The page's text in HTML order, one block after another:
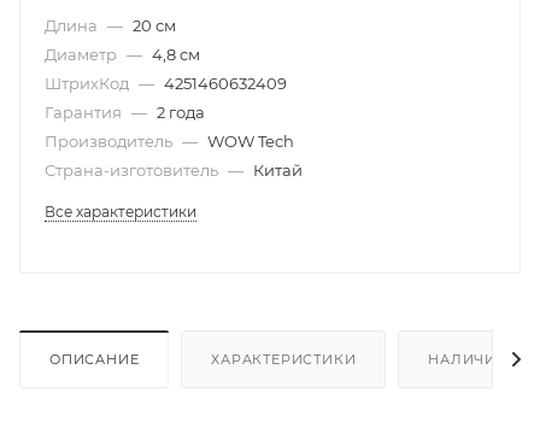
Длина — 20 см
Диаметр — 4,8 см
ШтрихКод — 4251460632409
Гарантия — 2 года
Производитель — WOW Tech
Страна-изготовитель — Китай
Все характеристики
ОПИСАНИЕ ХАРАКТЕРИСТИКИ НАЛИЧИЕ